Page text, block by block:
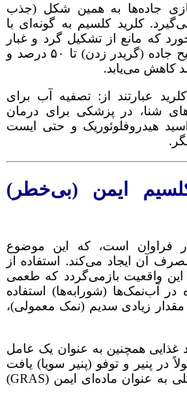
جاده‌ها به همین شکل (جذب
کلرید کلسیم به گونه‌ای با
که مانع از تشکیل گرد و غبار
می‌شود. در نتیجه، نیاز به تسطیح جاده (گریدر زدن) تا ۵۰ درصد و
عبارتند از: تصفیه آب برای
شنا، در پزشکی برای درمان
هیدروفلوئوریک و حتی ایست
ایمن (بی‌خطر)
فراوان است، که این موضوع
آن ایجاد می‌کند. استفاده از
واقعیت بازمی‌گردد که طعمی
آب‌نمک‌ها (شورابه‌ها) استفاده
زیادی سدیم (نمک معمولی)،
غذایی همچنین به عنوان یک عامل
پنیر و توفو (پنیر سویا) یافت
می‌شود. کلرید کلسیم به‌طور کلی به عنوان ماده‌ای ایمن (GRAS)